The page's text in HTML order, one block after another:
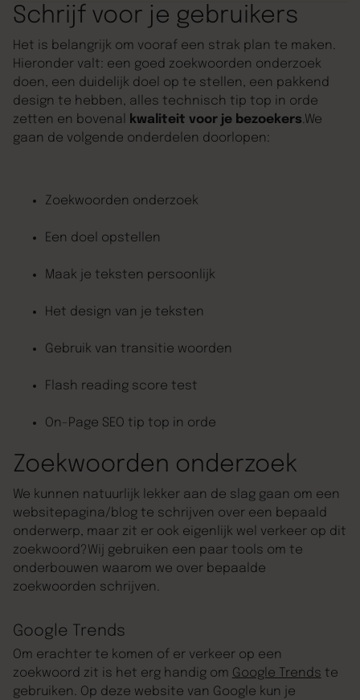
Schrijf voor je gebruikers
Het is belangrijk om vooraf een strak plan te maken.
Hieronder valt: een goed zoekwoorden onderzoek
doen, een duidelijk doel op te stellen, een pakkend
design te hebben, alles technisch tip top in orde
zetten en bovenal kwaliteit voor je bezoekers.We
gaan de volgende onderdelen doorlopen:
Zoekwoorden onderzoek
Een doel opstellen
Maak je teksten persoonlijk
Het design van je teksten
Gebruik van transitie woorden
Flash reading score test
On-Page SEO tip top in orde
Zoekwoorden onderzoek
We kunnen natuurlijk lekker aan de slag gaan om een
websitepagina/blog te schrijven over een bepaald
onderwerp, maar zit er ook eigenlijk wel verkeer op dit
zoekwoord?Wij gebruiken een paar tools om te
onderbouwen waarom we over bepaalde
zoekwoorden schrijven.
Google Trends
Om erachter te komen of er verkeer op een
zoekwoord zit is het erg handig om Google Trends te
gebruiken. Op deze website van Google kun je